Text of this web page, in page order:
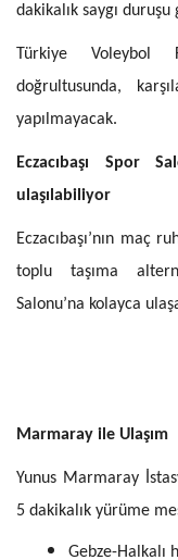
dakikalık saygı
Türkiye Voleybol
doğrultusunda,
yapılmayacak.
Eczacıbaşı Spor
ulaşılabiliyor
Eczacıbaşı’nın maç
toplu taşıma
Salonu’na kolayca
Marmaray ile Ulaşım
Yunus Marmaray
5 dakikalık yürüme
Gebze-Halkalı